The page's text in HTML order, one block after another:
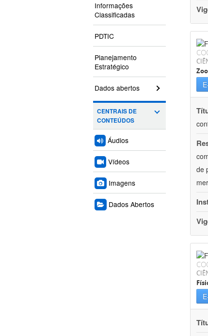
Informações
Classificadas
PDTIC
Planejamento
Estratégico
Dados abertos
CENTRAIS DE
CONTEÚDOS
Áudios
Vídeos
Imagens
Dados Abertos
de